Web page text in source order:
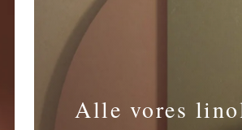
Alle vores